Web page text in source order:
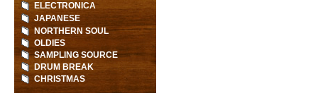
ELECTRONICA
JAPANESE
NORTHERN SOUL
OLDIES
SAMPLING SOURCE
DRUM BREAK
CHRISTMAS